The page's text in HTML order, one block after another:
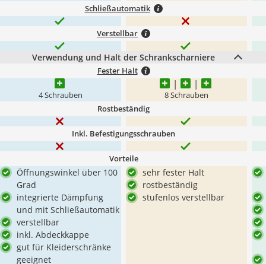
Schließautomatik
Verstellbar
Verwendung und Halt der Schrankscharniere
Fester Halt
4 Schrauben 8 Schrauben
Rostbeständig
Inkl. Befestigungsschrauben
Vorteile
Öffnungswinkel über 100
Grad
integrierte Dämpfung
und mit Schließautomatik
verstellbar
inkl. Abdeckkappe
gut für Kleiderschränke
geeignet
sehr fester Halt
rostbeständig
stufenlos verstellbar